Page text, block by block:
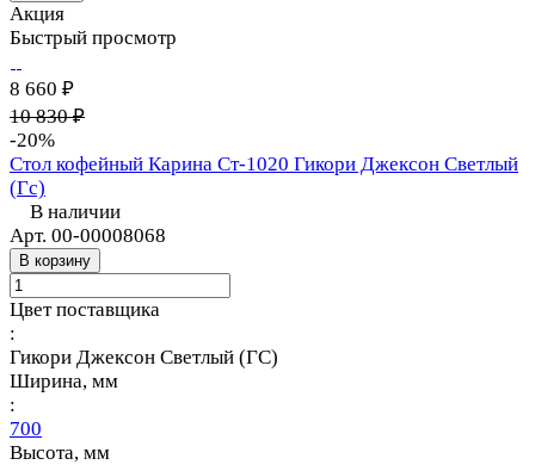
Акция
Быстрый просмотр
8 660 ₽
10 830 ₽
-20%
Стол кофейный Карина Ст-1020 Гикори Джексон Светлый
(Гс)
В наличии
Арт. 00-00008068
В корзину
Цвет поставщика
:
Гикори Джексон Светлый (ГС)
Ширина, мм
:
700
Высота, мм